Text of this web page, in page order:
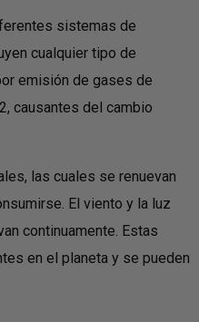
sistemas de
cualquier tipo de
emisión de gases de
causantes del cambio
las cuales se renuevan
El viento y la luz
continuamente. Estas
en el planeta y se pueden